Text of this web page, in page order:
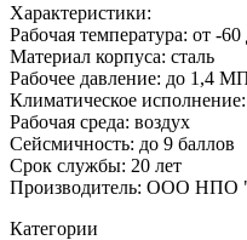
Характеристики:
Рабочая температура: от -
Материал корпуса: сталь
Рабочее давление: до 1,4
Климатическое
Рабочая среда: воздух
Сейсмичность: до 9 баллов
Срок службы: 20 лет
Производитель: ООО НПО
Категории